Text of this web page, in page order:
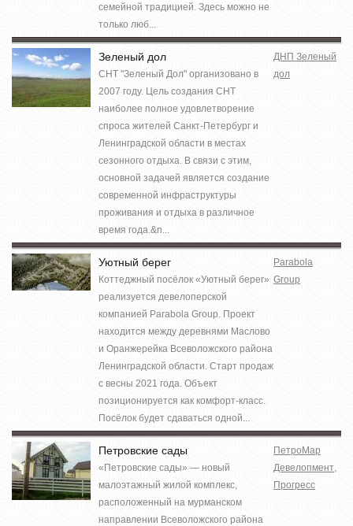
семейной традицией. Здесь можно не
только люб...
Зеленый дол
СНТ "Зеленый Дол" организовано в
2007 году. Цель создания СНТ
наиболее полное удовлетворение
спроса жителей Санкт-Петербург и
Ленинградской области в местах
сезонного отдыха. В связи с этим,
основной задачей является создание
современной инфраструктуры
проживания и отдыха в различное
время года.&n...
ДНП Зеленый
дол
Уютный берег
Коттеджный посёлок «Уютный берег»
реализуется девелоперской
компанией Parabola Group. Проект
находится между деревнями Маслово
и Оранжерейка Всеволожского района
Ленинградской области. Старт продаж
с весны 2021 года. Объект
позиционируется как комфорт-класс.
Посёлок будет сдаваться одной...
Parabola
Group
Петровские сады
«Петровские сады» — новый
малоэтажный жилой комплекс,
расположенный на мурманском
направлении Всеволожского района
ПетроМар
Девелопмент
Прогресс